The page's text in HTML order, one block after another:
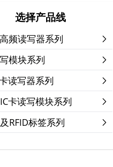
选择产品线
频读写器系列
模块系列
读写器系列
卡读写模块系列
RFID标签系列